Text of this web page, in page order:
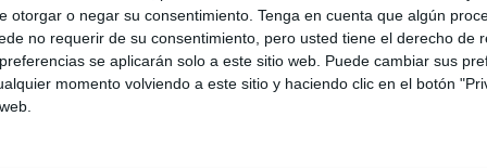
otorgar o negar su consentimiento. Tenga en cuenta que algún
no requerir de su consentimiento, pero usted tiene el derecho de
se aplicarán solo a este sitio web. Puede cambiar sus
momento volviendo a este sitio y haciendo clic en el botón
políticos, donde los intereses de aliados